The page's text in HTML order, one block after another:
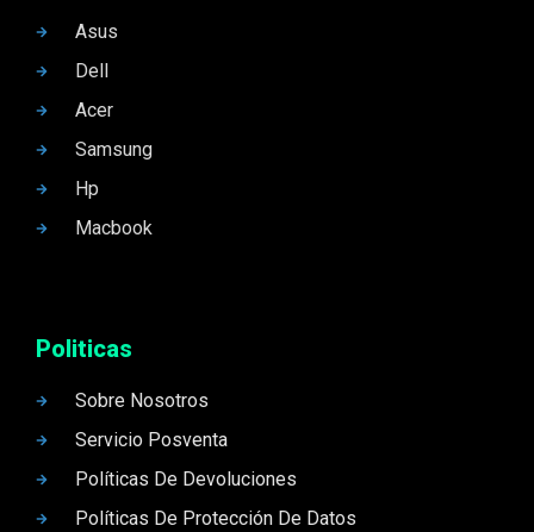
Asus
Dell
Acer
Samsung
Hp
Macbook
Politicas
Sobre Nosotros
Servicio Posventa
Políticas De Devoluciones
Políticas De Protección De Datos